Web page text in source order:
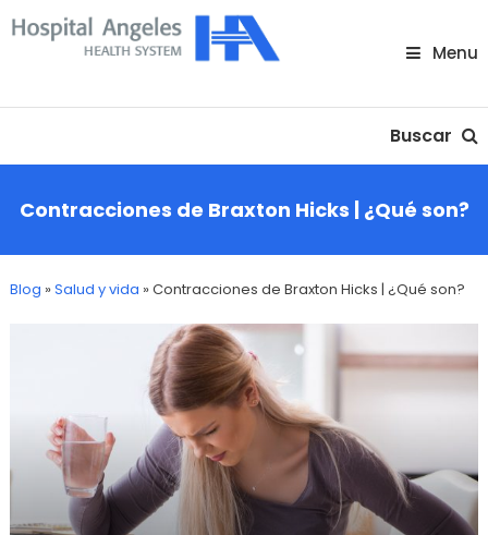
Skip
To
Menu
Buscar
Contracciones de Braxton Hicks | ¿Qué son?
Blog »Salud y vida »Contracciones de Braxton Hicks | ¿Qué son?